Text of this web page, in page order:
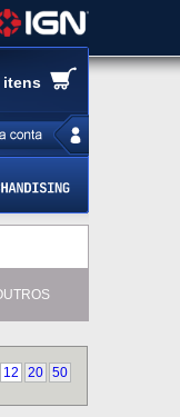
itens
12 20 50